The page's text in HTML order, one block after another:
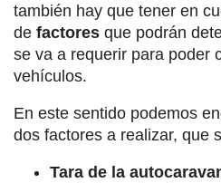
también hay que tener en
de factores que podrán
se va a requerir para poder
vehículos.
En este sentido podemos
dos factores a realizar, que
Tara de la